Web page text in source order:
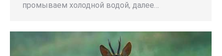
промываем холодной водой, далее…